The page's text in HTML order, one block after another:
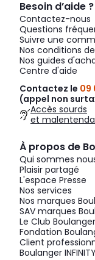
Besoin d’aide ?
Contactez-nous
Questions
Suivre une
Nos conditions
Nos guides
Centre d'aide
Contactez le 09
(appel non
Accès sourds
et
À propos de
Qui sommes
Plaisir partagé
L'espace Presse
Nos services
Nos marques
SAV marques
Le Club Boulanger
Fondation
Client
Boulanger INFINITY